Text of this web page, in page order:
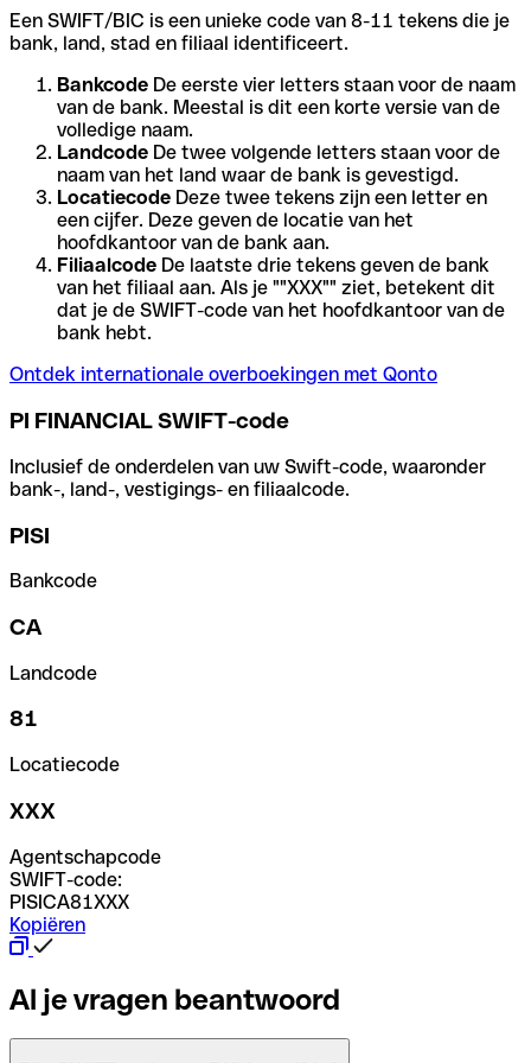
Een SWIFT/BIC is een unieke code van 8-11 tekens die je
bank, land, stad en filiaal identificeert.
Bankcode De eerste vier letters staan voor de naam
van de bank. Meestal is dit een korte versie van de
volledige naam.
Landcode De twee volgende letters staan voor de
naam van het land waar de bank is gevestigd.
Locatiecode Deze twee tekens zijn een letter en
een cijfer. Deze geven de locatie van het
hoofdkantoor van de bank aan.
Filiaalcode De laatste drie tekens geven de bank
van het filiaal aan. Als je ""XXX"" ziet, betekent dit
dat je de SWIFT-code van het hoofdkantoor van de
bank hebt.
Ontdek internationale overboekingen met Qonto
PI FINANCIAL SWIFT-code
Inclusief de onderdelen van uw Swift-code, waaronder
bank-, land-, vestigings- en filiaalcode.
PISI
Bankcode
CA
Landcode
81
Locatiecode
XXX
Agentschapcode
SWIFT-code:
PISICA81XXX
Kopiëren
Al je vragen beantwoord